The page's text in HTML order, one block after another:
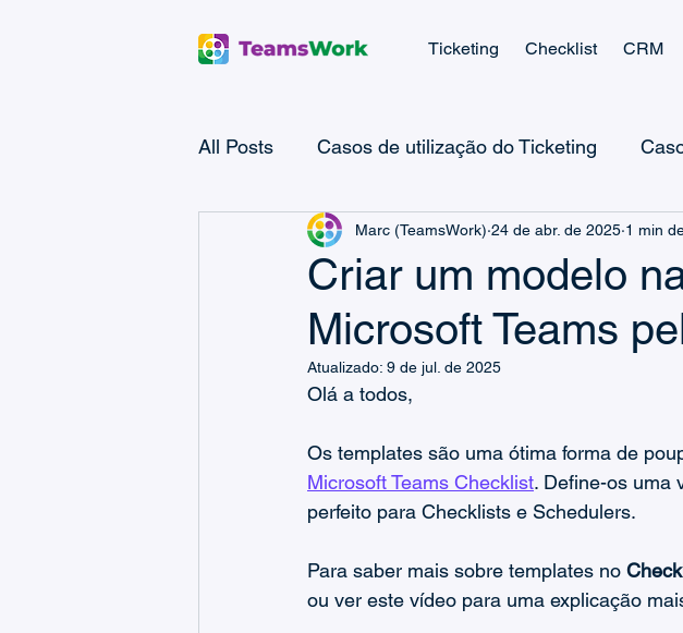
Ticketing Checklist CRM
All Posts Casos de utilização do Ticketing
Casos de utilização do CRM Microsoft Teams
Microsoft Teams Checklist Microsoft Power
Microsoft Power Platform
Guias de Gestão de Tickets Guias de
Criar um modelo
Microsoft Teams
Marc (TeamsWork) 24 de abr. de 2025 1 min
Atualizado: 9 de jul. de 2025
Olá a todos,
Os templates são uma ótima forma de
Microsoft Teams Checklist. Define-os uma
perfeito para Checklists e Schedulers.
Para saber mais sobre templates no
ou ver este vídeo para uma explicação